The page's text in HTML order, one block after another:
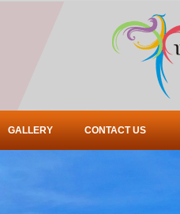
GALLERY CONTACT US